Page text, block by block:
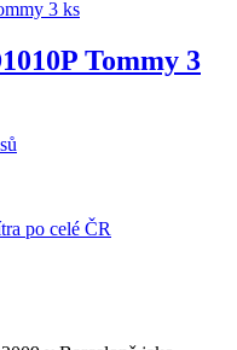
Tommy 3
po celé ČR